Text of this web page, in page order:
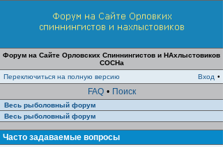
Форум на Сайте Орловских Спиннингистов и НАхлыстовиков
СОСНа
Переключиться на полную версию
Вход •
FAQ • Поиск
Весь рыболовный форум
Весь рыболовный форум
Часто задаваемые вопросы